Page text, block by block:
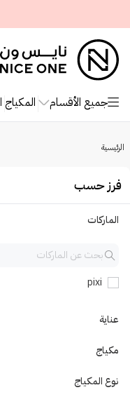
جميع الأقسام المكياج
الرئيسية
فرز حسب
الماركات
pixi
عناية
مكياج
نوع المكياج